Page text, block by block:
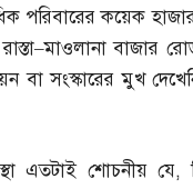
পরিবারের কয়েক
–মাওলানা বাজার
সংস্কারের মুখ
এতটাই শোচনীয় যে,